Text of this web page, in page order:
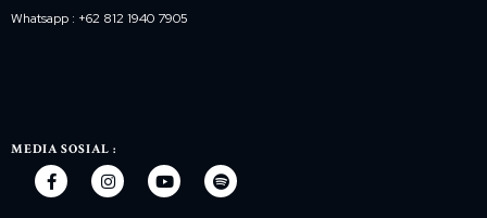
Whatsapp : +62 812 1940 7905
MEDIA SOSIAL :